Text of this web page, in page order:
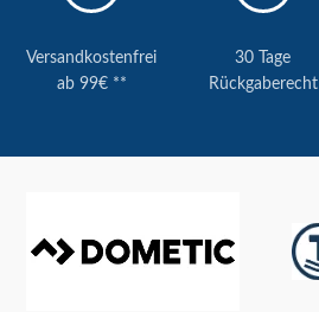
Versandkostenfrei
ab 99€ **
30 Tage
Rückgaberecht